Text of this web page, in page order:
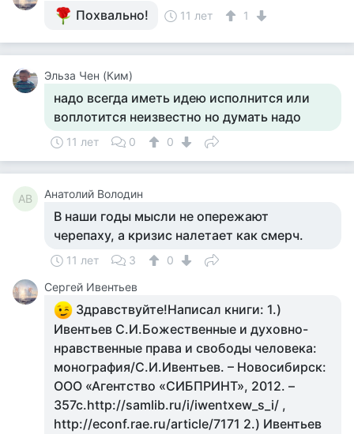
Похвально! 11 лет 1
Эльза Чен (Ким)
надо всегда иметь идею исполнится или
воплотится неизвестно но думать надо
11 лет 0 0
АВ Анатолий Володин
В наши годы мысли не опережают
черепаху, а кризис налетает как смерч.
11 лет 3
0
Сергей Ивентьев
Здравствуйте!Написал книги: 1.)
Ивентьев С.И.Божественные и духовно-
нравственные права и свободы человека:
монография/С.И.Ивентьев. – Новосибирск:
ООО «Агентство «СИБПРИНТ», 2012. –
357с.http://samlib.ru/i/iwentxew_s_i/ ,
http://econf.rae.ru/article/7171 2.) Ивентьев